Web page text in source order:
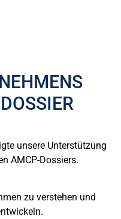
unsere Unterstützung
AMCP-Dossiers.
zu verstehen und